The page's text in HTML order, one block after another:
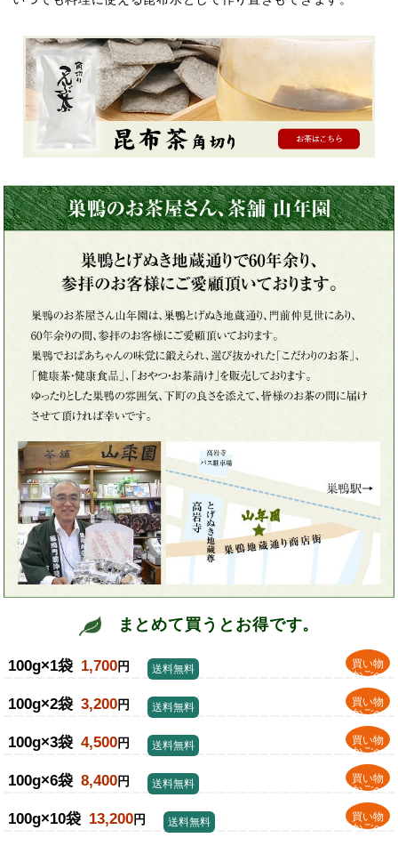
まとめて買うとお得です。
100g×1袋 1,700円
買い物
かごへ
送料無料
100g×2袋 3,200円
買い物
かごへ
送料無料
100g×3袋 4,500円
買い物
かごへ
送料無料
100g×6袋 8,400円
買い物
かごへ
送料無料
100g×10袋 13,200円
買い物
かごへ
送料無料